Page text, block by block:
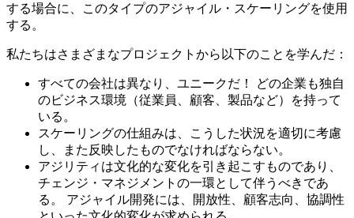
する場合に、このタイプのアジャイル・スケーリングを使用
する。
私たちはさまざまなプロジェクトから以下のことを学んだ：
すべての会社は異なり、ユニークだ！ どの企業も独自
のビジネス環境（従業員、顧客、製品など）を持って
いる。
スケーリングの仕組みは、こうした状況を適切に考慮
し、また反映したものでなければならない。
アジリティは文化的な変化を引き起こすものであり、
チェンジ・マネジメントの一環として伴うべきであ
る。 アジャイル開発には、開放性、顧客志向、協調性